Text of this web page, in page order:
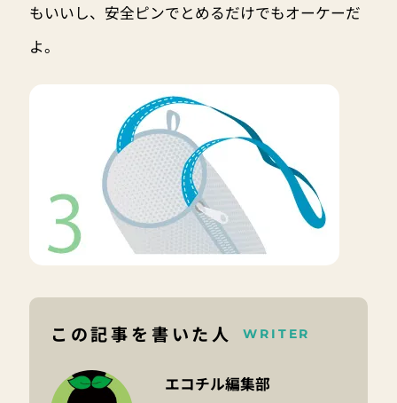
もいいし、安全ピンでとめるだけでもオーケーだ
よ。
この記事を書いた人 WRITER
エコチル編集部